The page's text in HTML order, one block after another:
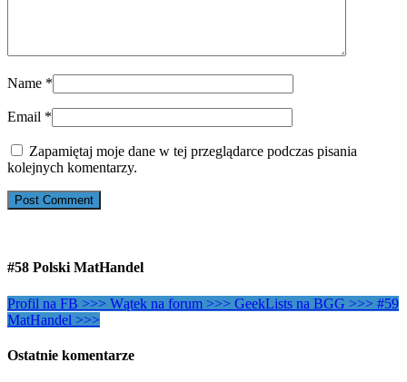
Name *
Email *
Zapamiętaj moje dane w tej przeglądarce podczas pisania
kolejnych komentarzy.
#58 Polski MatHandel
Profil na FB >>> Wątek na forum >>> GeekLists na BGG >>> #59
MatHandel >>>
Ostatnie komentarze